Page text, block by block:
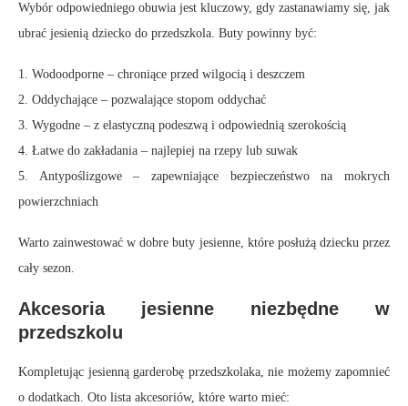
Wybór odpowiedniego obuwia jest kluczowy, gdy zastanawiamy się, jak
ubrać jesienią dziecko do przedszkola. Buty powinny być:
1. Wodoodporne – chroniące przed wilgocią i deszczem
2. Oddychające – pozwalające stopom oddychać
3. Wygodne – z elastyczną podeszwą i odpowiednią szerokością
4. Łatwe do zakładania – najlepiej na rzepy lub suwak
5. Antypoślizgowe – zapewniające bezpieczeństwo na mokrych
powierzchniach
Warto zainwestować w dobre buty jesienne, które posłużą dziecku przez
cały sezon.
Akcesoria jesienne niezbędne w
przedszkolu
Kompletując jesienną garderobę przedszkolaka, nie możemy zapomnieć
o dodatkach. Oto lista akcesoriów, które warto mieć: